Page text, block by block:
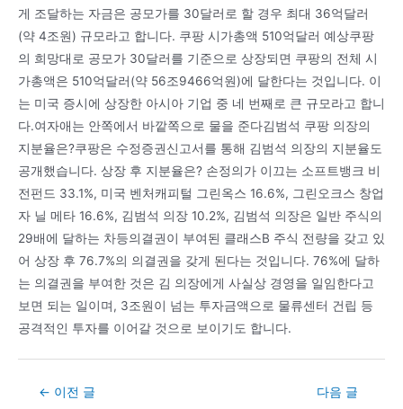
게 조달하는 자금은 공모가를 30달러로 할 경우 최대 36억달러
(약 4조원) 규모라고 합니다. 쿠팡 시가총액 510억달러 예상쿠팡
의 희망대로 공모가 30달러를 기준으로 상장되면 쿠팡의 전체 시
가총액은 510억달러(약 56조9466억원)에 달한다는 것입니다. 이
는 미국 증시에 상장한 아시아 기업 중 네 번째로 큰 규모라고 합니
다.여자애는 안쪽에서 바깥쪽으로 물을 준다김범석 쿠팡 의장의
지분율은?쿠팡은 수정증권신고서를 통해 김범석 의장의 지분율도
공개했습니다. 상장 후 지분율은? 손정의가 이끄는 소프트뱅크 비
전펀드 33.1%, 미국 벤처캐피털 그린옥스 16.6%, 그린오크스 창업
자 닐 메타 16.6%, 김범석 의장 10.2%, 김범석 의장은 일반 주식의
29배에 달하는 차등의결권이 부여된 클래스B 주식 전량을 갖고 있
어 상장 후 76.7%의 의결권을 갖게 된다는 것입니다. 76%에 달하
는 의결권을 부여한 것은 김 의장에게 사실상 경영을 일임한다고
보면 되는 일이며, 3조원이 넘는 투자금액으로 물류센터 건립 등
공격적인 투자를 이어갈 것으로 보이기도 합니다.
Post← 이전 글
다음 글